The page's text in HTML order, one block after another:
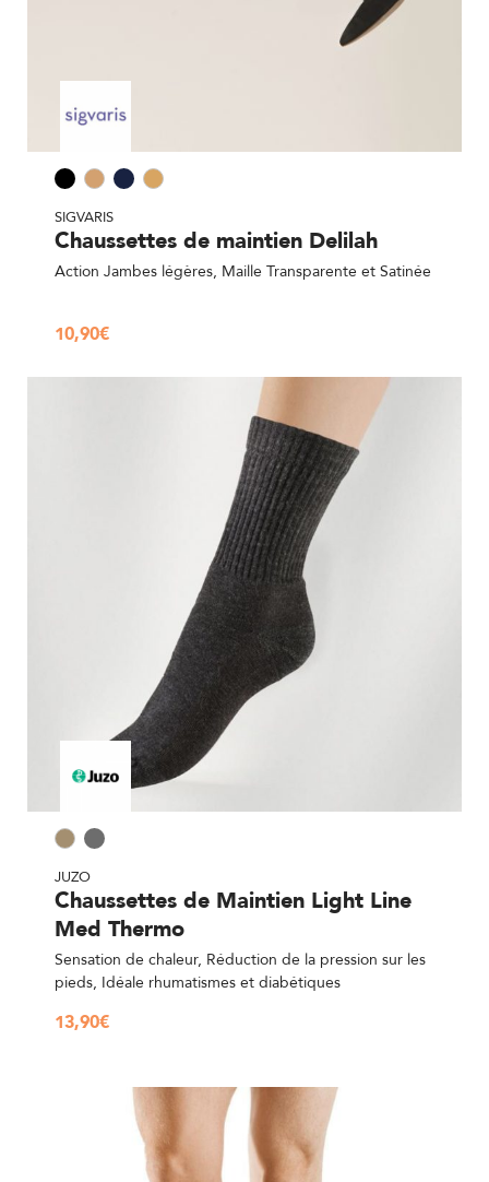
SIGVARIS
Chaussettes de maintien Delilah
Action Jambes légères, Maille Transparente et Satinée
10,90€
JUZO
Chaussettes de Maintien Light Line
Med Thermo
Sensation de chaleur, Réduction de la pression sur les
pieds, Idéale rhumatismes et diabétiques
13,90€